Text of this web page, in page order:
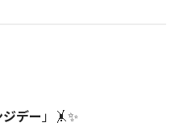
デー」🤸✨